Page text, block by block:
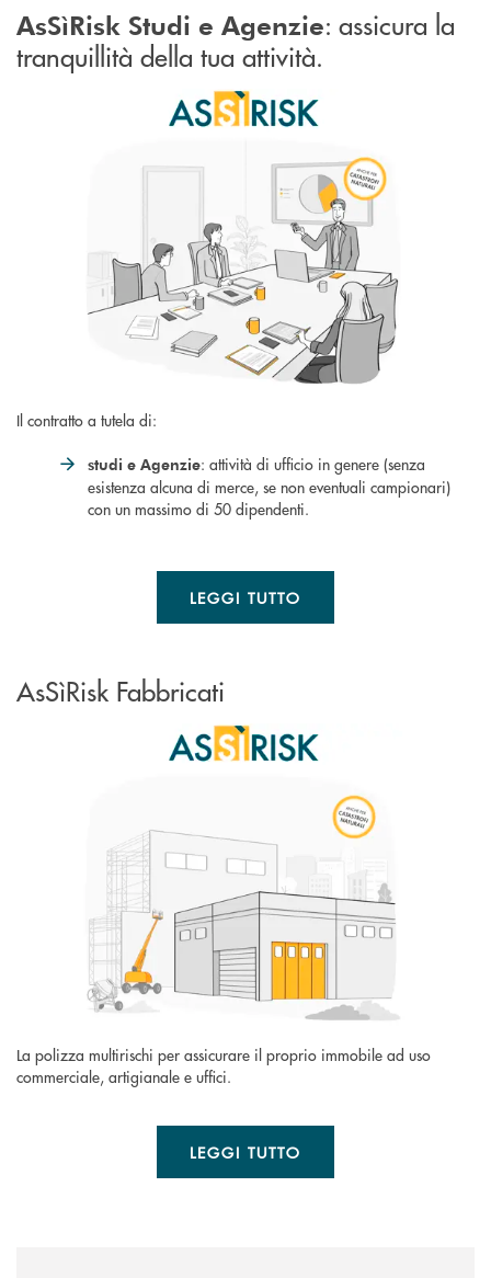
AsSìRisk Studi e Agenzie: assicura la
tranquillità della tua attività.
Il contratto a tutela di:
studi e Agenzie: attività di ufficio in genere (senza
esistenza alcuna di merce, se non eventuali campionari)
con un massimo di 50 dipendenti.
LEGGI TUTTO
AsSìRisk Fabbricati
La polizza multirischi per assicurare il proprio immobile ad uso
commerciale, artigianale e uffici.
LEGGI TUTTO